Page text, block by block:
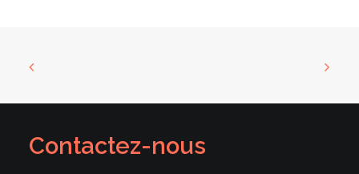
Contactez-nous